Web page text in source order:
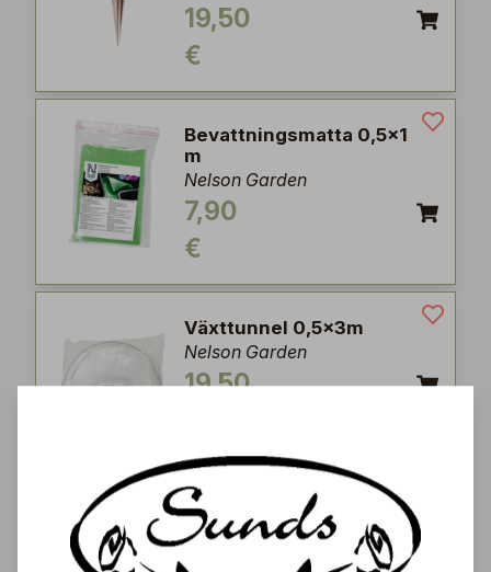
19,50
€
Bevattningsmatta 0,5x1
m
Nelson Garden
7,90
€
Växttunnel 0,5x3m
Nelson Garden
19,50
Fuktighetsmätare
Nelson Garden